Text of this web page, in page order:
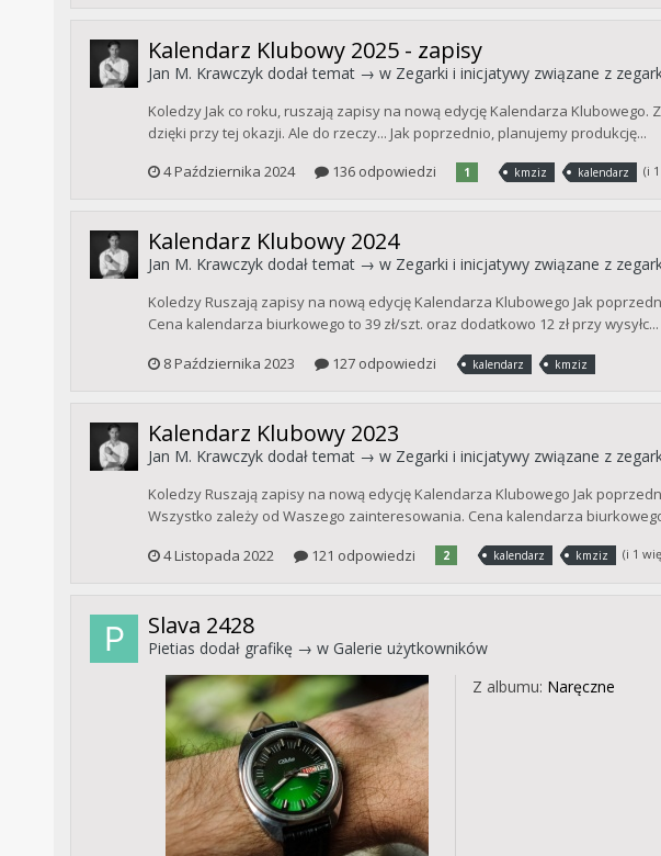
Kalendarz Klubowy 2025 - zapisy
Jan M. Krawczykdodał temat → w Zegarki i inicjatywy związane z
Koledzy Jak co roku, ruszają zapisy na nową edycję Kalendarza
dzięki przy tej okazji. Ale do rzeczy... Jak poprzednio, planujemy produkcję...
4 Października 2024
136 odpowiedzi 1 kmziz kalendarz (i
Kalendarz Klubowy 2024
Jan M. Krawczykdodał temat → w Zegarki i inicjatywy związane z
Koledzy Ruszają zapisy na nową edycję Kalendarza Klubowego Jak
Cena kalendarza biurkowego to 39 zł/szt. oraz dodatkowo 12 zł przy wysyłc...
8 Października 2023
127 odpowiedzi kalendarz kmziz
Kalendarz Klubowy 2023
Jan M. Krawczykdodał temat → w Zegarki i inicjatywy związane z
Koledzy Ruszają zapisy na nową edycję Kalendarza Klubowego Jak
Wszystko zależy od Waszego zainteresowania. Cena kalendarza
4 Listopada 2022
121 odpowiedzi 2 kalendarz kmziz (i 1
Slava 2428
Pietias dodał grafikę → w Galerie użytkowników
Z albumu: Naręczne